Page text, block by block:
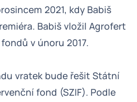
2021, kdy Babiš
Babiš vložil Agrofert
v únoru 2017.
vratek bude řešit Státní
fond (SZIF). Podle